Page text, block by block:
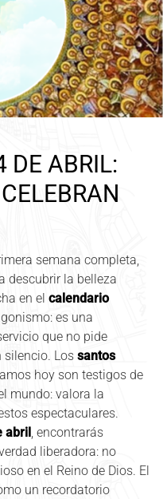
DE ABRIL:
semana completa,
descubrir la belleza
en el calendario
es una
que no pide
silencio. Los santos
hoy son testigos de
mundo: valora la
espectaculares.
abril, encontrarás
liberadora: no
en el Reino de Dios. El
un recordatorio